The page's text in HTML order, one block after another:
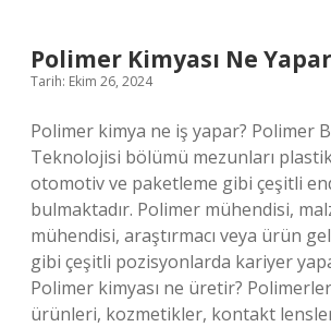
Polimer Kimyası Ne Yapar
Tarih: Ekim 26, 2024
Polimer kimya ne iş yapar? Polimer
Teknolojisi bölümü mezunları
otomotiv ve paketleme gibi çeşitli
bulmaktadır. Polimer mühendisi,
mühendisi, araştırmacı veya ürün
gibi çeşitli pozisyonlarda kariyer
Polimer kimyası ne üretir?
ürünleri, kozmetikler, kontakt